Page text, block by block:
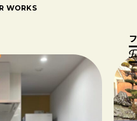
WORKS